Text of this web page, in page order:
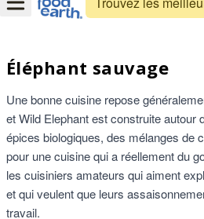
OpenMenu
Éléphant sauvage
Une bonne cuisine repose
et Wild Elephant est construite autour
épices biologiques, des mélanges de
pour une cuisine qui a réellement du
les cuisiniers amateurs qui aiment
et qui veulent que leurs
travail.